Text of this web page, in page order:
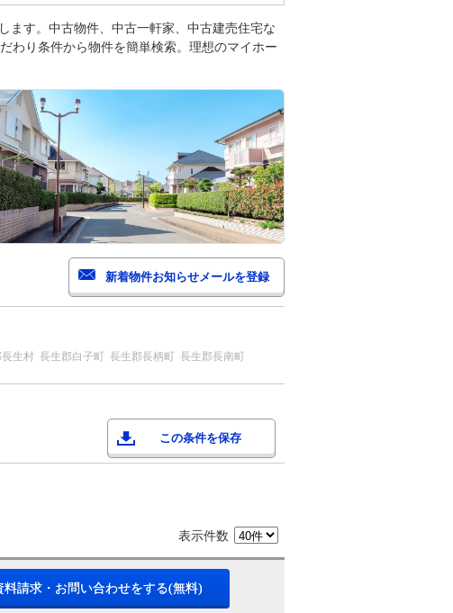
ます。中古物件、中古一軒家、中古建売住宅な
わり条件から物件を簡単検索。理想のマイホー
生村 長生郡白子町 長生郡長柄町 長生郡長南町
この条件を保存
表示件数
料請求・お問い合わせをする(無料)